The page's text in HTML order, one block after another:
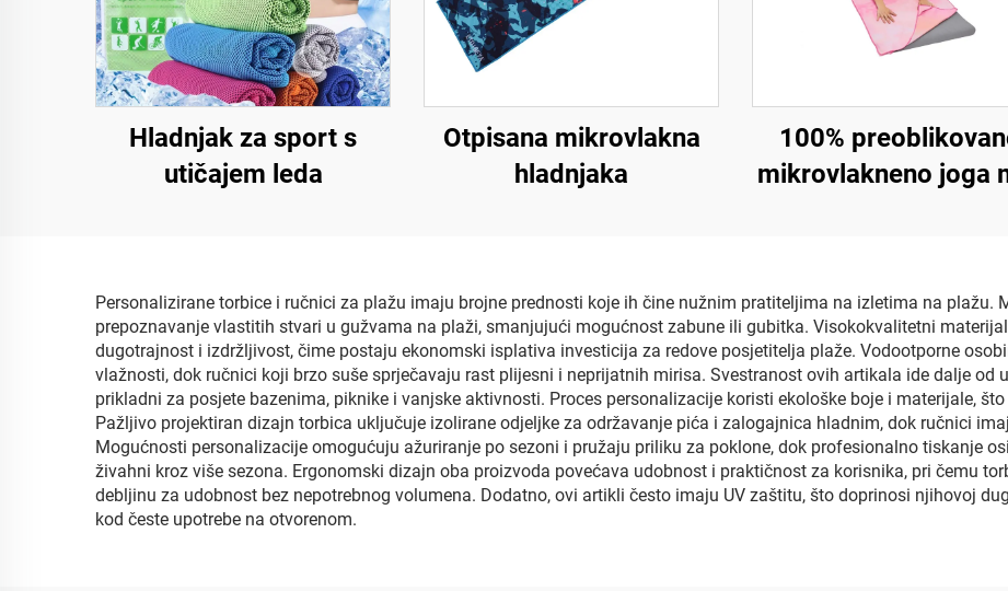
Hladnjak za sport s
utičajem leda
Otpisana mikrovlakna
hladnjaka
100%
mikrovlakneno joga
Personalizirane torbice i ručnici za plažu imaju brojne prednosti koje ih čine nužnim pratiteljima na izletima na plažu.
prepoznavanje vlastitih stvari u gužvama na plaži, smanjujući mogućnost zabune ili gubitka. Visokokvalitetni
dugotrajnost i izdržljivost, čime postaju ekonomski isplativa investicija za redove posjetitelja plaže. Vodootporne
vlažnosti, dok ručnici koji brzo suše sprječavaju rast plijesni i neprijatnih mirisa. Svestranost ovih artikala ide dalje od
prikladni za posjete bazenima, piknike i vanjske aktivnosti. Proces personalizacije koristi ekološke boje i materijale,
Pažljivo projektiran dizajn torbica uključuje izolirane odjeljke za održavanje pića i zalogajnica hladnim, dok ručnici
Mogućnosti personalizacije omogućuju ažuriranje po sezoni i pružaju priliku za poklone, dok profesionalno tiskanje
živahni kroz više sezona. Ergonomski dizajn oba proizvoda povećava udobnost i praktičnost za korisnika, pri čemu
debljinu za udobnost bez nepotrebnog volumena. Dodatno, ovi artikli često imaju UV zaštitu, što doprinosi njihovoj
kod česte upotrebe na otvorenom.